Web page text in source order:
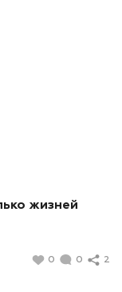
жизней
0 0 2